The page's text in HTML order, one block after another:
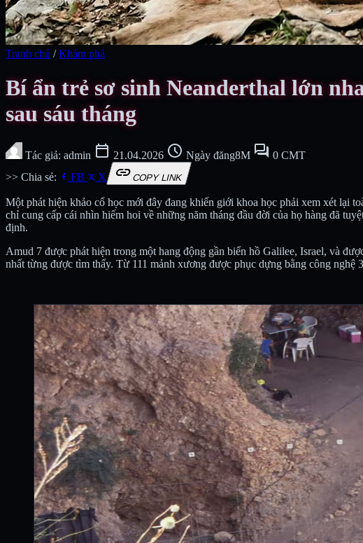
Tranh chủ / Khám phá
Bí ẩn trẻ sơ sinh Neanderthal lớn
sau sáu tháng
Tác giả: admin calendar_today 21.04.2026 schedule Ngày đăng8M forum 0 CMT
>> Chia sẻ:
FB X linkCOPY LINK
Một phát hiện khảo cổ học mới đây đang khiến giới khoa học phải xem xét lại
chỉ cung cấp cái nhìn hiếm hoi về những năm tháng đầu đời của họ hàng đã
định.
Amud 7 được phát hiện trong một hang động gần biển hồ Galilee, Israel, và
nhất từng được tìm thấy. Từ 111 mảnh xương được phục dựng bằng công nghệ